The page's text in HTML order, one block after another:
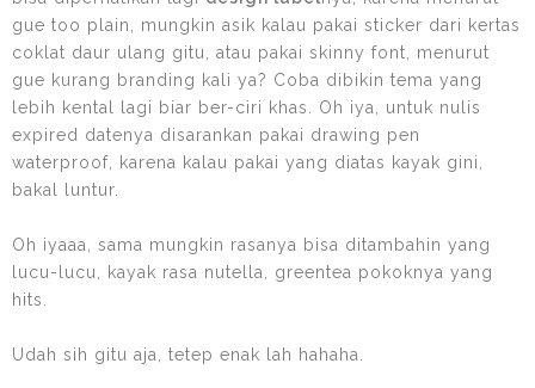
gue too plain, mungkin asik kalau pakai sticker dari kertas
coklat daur ulang gitu, atau pakai skinny font, menurut
gue kurang branding kali ya? Coba dibikin tema yang
lebih kental lagi biar ber-ciri khas. Oh iya, untuk nulis
expired datenya disarankan pakai drawing pen
waterproof, karena kalau pakai yang diatas kayak gini,
bakal luntur.
Oh iyaaa, sama mungkin rasanya bisa ditambahin yang
lucu-lucu, kayak rasa nutella, greentea pokoknya yang
hits.
Udah sih gitu aja, tetep enak lah hahaha.